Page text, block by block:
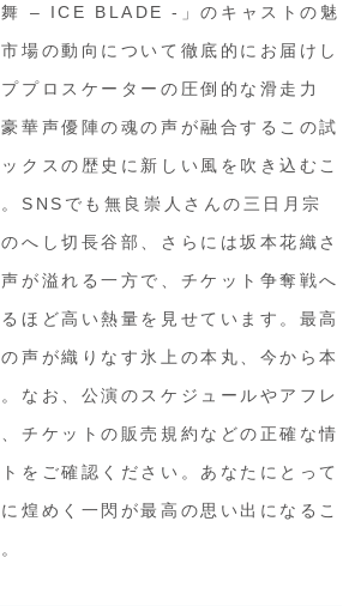
舞 – ICE BLADE -」のキャストの魅
場の動向について徹底的にお届けし
プロスケーターの圧倒的な滑走力
華声優陣の魂の声が融合するこの試
クスの歴史に新しい風を吹き込むこ
SNSでも無良崇人さんの三日月宗
へし切長谷部、さらには坂本花織さ
が溢れる一方で、チケット争奪戦へ
ほど高い熱量を見せています。最高
声が織りなす氷上の本丸、今から本
なお、公演のスケジュールやアフレ
チケットの販売規約などの正確な情
をご確認ください。あなたにとって
煌めく一閃が最高の思い出になるこ